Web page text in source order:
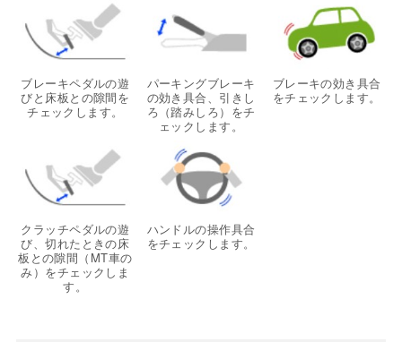
ブレーキペダルの遊
びと床板との隙間を
チェックします。
パーキングブレーキ
の効き具合、引きし
ろ（踏みしろ）をチ
ェックします。
ブレーキの効き具合
をチェックします。
クラッチペダルの遊
び、切れたときの床
板との隙間（MT車の
み）をチェックしま
す。
ハンドルの操作具合
をチェックします。